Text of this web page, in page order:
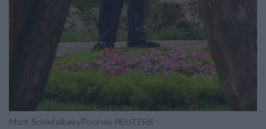
Mark Schiefelbein/Pool via REUTERS